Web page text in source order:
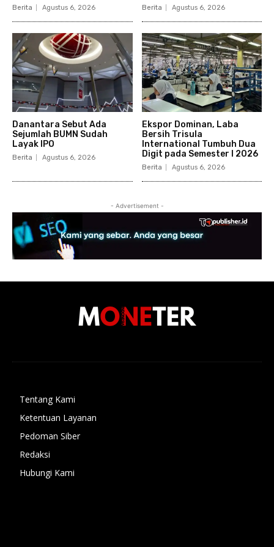
Berita Agustus 6, 2026 Berita Agustus 6, 2026
Danantara Sebut Ada
Sejumlah BUMN Sudah
Layak IPO
Berita Agustus 6, 2026
Ekspor Dominan, Laba
Bersih Trisula
International Tumbuh Dua
Digit pada Semester I 2026
Berita Agustus 6, 2026
- Advertisement -
Tentang Kami
Ketentuan Layanan
Pedoman Siber
Redaksi
Hubungi Kami